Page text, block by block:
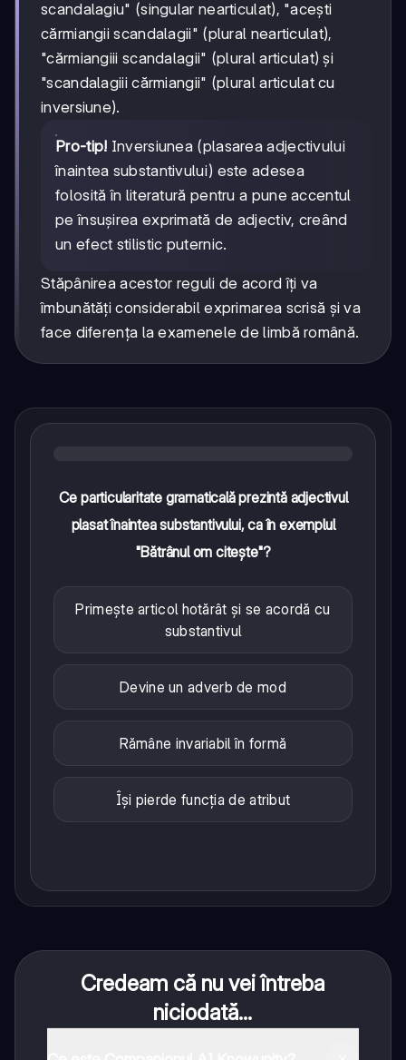
scandalagiu" (singular nearticulat), "acești
cărmiangii scandalagii" (plural nearticulat),
"cărmiangiii scandalagii" (plural articulat) și
"scandalagiii cărmiangii" (plural articulat cu
inversiune).
Pro-tip! Inversiunea (plasarea adjectivului
înaintea substantivului) este adesea
folosită în literatură pentru a pune accentul
pe însușirea exprimată de adjectiv, creând
un efect stilistic puternic.
Stăpânirea acestor reguli de acord îți va
îmbunătăți considerabil exprimarea scrisă și va
face diferența la examenele de limbă română.
Ce particularitate gramaticală prezintă adjectivul
plasat înaintea substantivului, ca în exemplul
"Bătrânul om citește"?
Primește articol hotărât și se acordă cu
substantivul
Devine un adverb de mod
Rămâne invariabil în formă
Își pierde funcția de atribut
Credeam că nu vei întreba
niciodată...